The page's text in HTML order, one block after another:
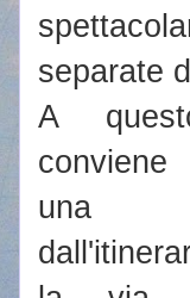
separate
A
conviene
una